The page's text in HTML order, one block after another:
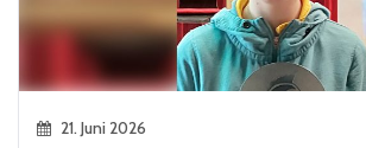
21. Juni 2026